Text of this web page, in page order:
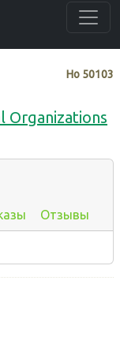
Нo 50103
Organizations
Отзывы